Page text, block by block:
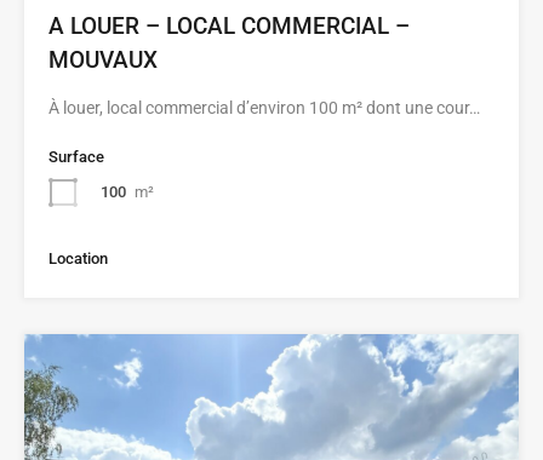
A LOUER – LOCAL COMMERCIAL –
MOUVAUX
À louer, local commercial d’environ 100 m² dont une cour…
Surface
100 m²
Location